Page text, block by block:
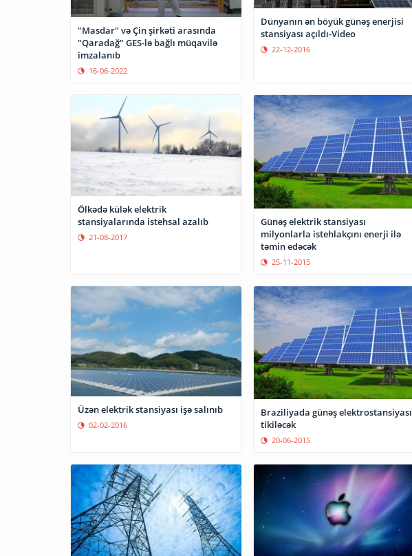
"Masdar" və Çin şirkəti arasında
"Qaradağ" GES-lə bağlı müqavilə
imzalanıb
16-06-2022
Dünyanın ən böyük günəş enerjisi
stansiyası açıldı-Video
22-12-2016
Ölkədə külək elektrik
stansiyalarında istehsal azalıb
21-08-2017
Günəş elektrik stansiyası
milyonlarla istehlakçını enerji ilə
təmin edəcək
25-11-2015
Üzən elektrik stansiyası işə salınıb
02-02-2016
Braziliyada günəş elektrostansiyası
tikiləcək
20-06-2015